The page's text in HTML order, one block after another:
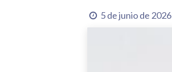
5 de junio de 2026